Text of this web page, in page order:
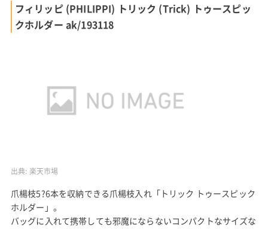
フィリッピ (PHILIPPI) トリック (Trick) トゥースピッ
クホルダー ak/193118
出典: 楽天市場
爪楊枝5?6本を収納できる爪楊枝入れ「トリック トゥースピック
ホルダー」。
バッグに入れて携帯しても邪魔にならないコンパクトなサイズな